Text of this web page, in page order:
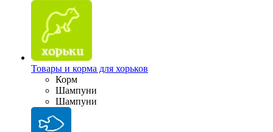
Товары и корма для хорьков
Корм
Шампуни
Шампуни